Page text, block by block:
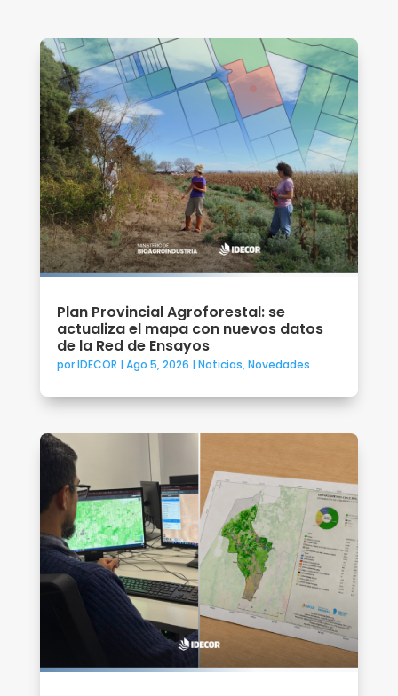
Plan Provincial Agroforestal: se
actualiza el mapa con nuevos datos
de la Red de Ensayos
porIDECOR | Ago 5, 2026 | Noticias,Novedades